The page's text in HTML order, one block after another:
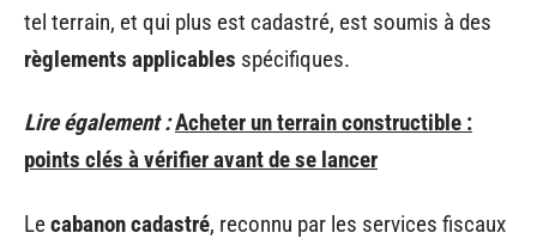
tel terrain, et qui plus est cadastré, est soumis à des
règlements applicables spécifiques.
Lire également :Acheter un terrain constructible :
points clés à vérifier avant de se lancer
Lecabanon cadastré, reconnu par les services fiscaux